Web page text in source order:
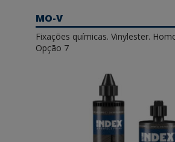
MO-V
Fixações químicas. Vinylester.
Opção 7